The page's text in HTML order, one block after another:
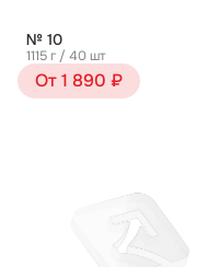
№ 10
1115 г / 40 шт
От 1 890 ₽